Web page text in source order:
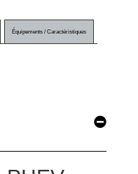
Équipements / Caractéristiques